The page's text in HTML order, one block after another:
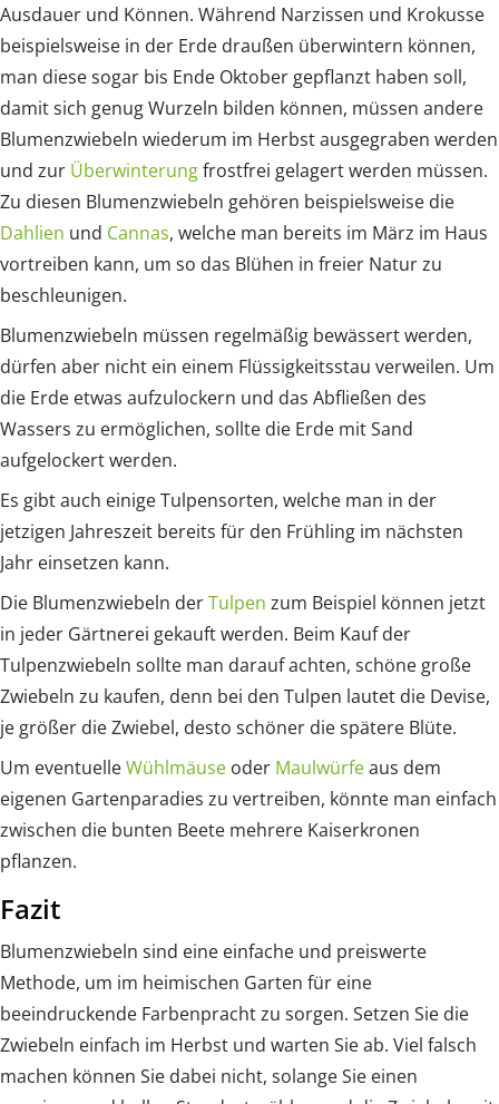
Ausdauer und Können. Während Narzissen und Krokusse
beispielsweise in der Erde draußen überwintern können,
man diese sogar bis Ende Oktober gepflanzt haben soll,
damit sich genug Wurzeln bilden können, müssen andere
Blumenzwiebeln wiederum im Herbst ausgegraben werden
und zur Überwinterungfrostfrei gelagert werden müssen.
Zu diesen Blumenzwiebeln gehören beispielsweise die
Dahlien und Cannas, welche man bereits im März im Haus
vortreiben kann, um so das Blühen in freier Natur zu
beschleunigen.
Blumenzwiebeln müssen regelmäßig bewässert werden,
dürfen aber nicht ein einem Flüssigkeitsstau verweilen. Um
die Erde etwas aufzulockern und das Abfließen des
Wassers zu ermöglichen, sollte die Erde mit Sand
aufgelockert werden.
Es gibt auch einige Tulpensorten, welche man in der
jetzigen Jahreszeit bereits für den Frühling im nächsten
Jahr einsetzen kann.
Die Blumenzwiebeln derTulpen zum Beispiel können jetzt
in jeder Gärtnerei gekauft werden. Beim Kauf der
Tulpenzwiebeln sollte man darauf achten, schöne große
Zwiebeln zu kaufen, denn bei den Tulpen lautet die Devise,
je größer die Zwiebel, desto schöner die spätere Blüte.
Um eventuelleWühlmäuse oder Maulwürfeaus dem
eigenen Gartenparadies zu vertreiben, könnte man einfach
zwischen die bunten Beete mehrere Kaiserkronen
pflanzen.
Fazit
Blumenzwiebeln sind eine einfache und preiswerte
Methode, um im heimischen Garten für eine
beeindruckende Farbenpracht zu sorgen. Setzen Sie die
Zwiebeln einfach im Herbst und warten Sie ab. Viel falsch
machen können Sie dabei nicht, solange Sie einen